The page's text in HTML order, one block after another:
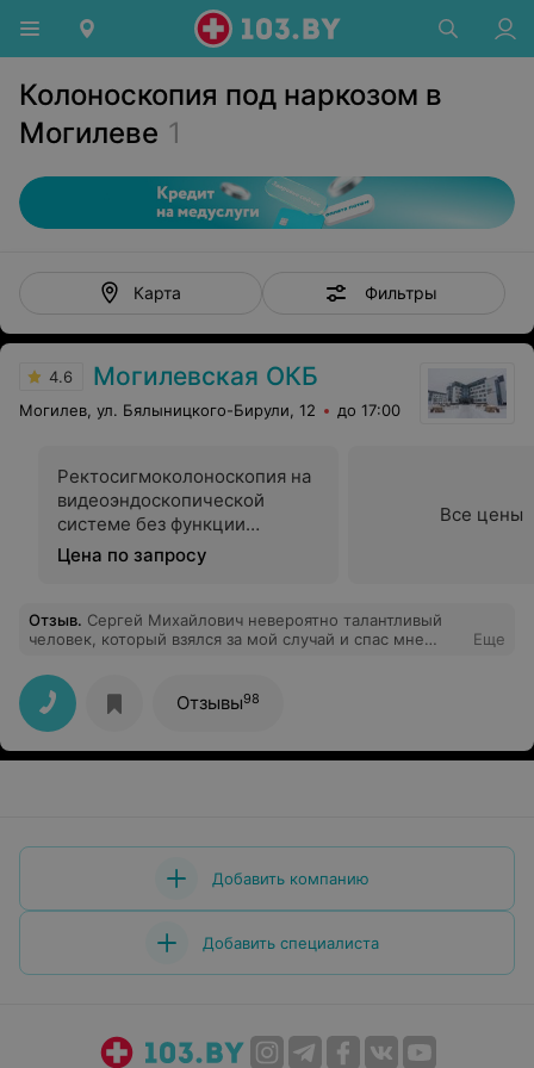
Колоноскопия под наркозом в
Могилеве 1
Карта Фильтры
4.6 Могилевская ОКБ
Могилев, ул. Бялыницкого-Бирули, 12 до 17:00
Ректосигмоколоноскопия на
видеоэндоскопической
системе без функции
хромоскопии с внутривенной
седацией
Цена по запросу
Все цены
Отзыв. Сергей Михайлович невероятно талантливый
человек, который взялся за мой случай и спас мне
дальнейшей имплантации и сумасшедшей трате
денег!!! Низкий поклон ему и безграничная
благодарность!!
Еще
Отзывы98
Добавить компанию
Добавить специалиста